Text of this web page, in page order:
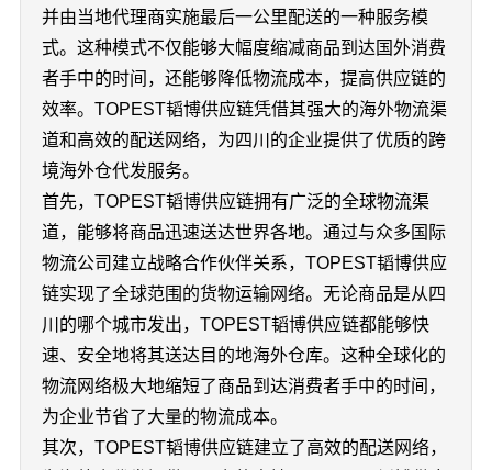
并由当地代理商实施最后一公里配送的一种服务模
式。这种模式不仅能够大幅度缩减商品到达国外消费
者手中的时间，还能够降低物流成本，提高供应链的
效率。TOPEST韬博供应链凭借其强大的海外物流渠
道和高效的配送网络，为四川的企业提供了优质的跨
境海外仓代发服务。
首先，TOPEST韬博供应链拥有广泛的全球物流渠
道，能够将商品迅速送达世界各地。通过与众多国际
物流公司建立战略合作伙伴关系，TOPEST韬博供应
链实现了全球范围的货物运输网络。无论商品是从四
川的哪个城市发出，TOPEST韬博供应链都能够快
速、安全地将其送达目的地海外仓库。这种全球化的
物流网络极大地缩短了商品到达消费者手中的时间，
为企业节省了大量的物流成本。
其次，TOPEST韬博供应链建立了高效的配送网络，